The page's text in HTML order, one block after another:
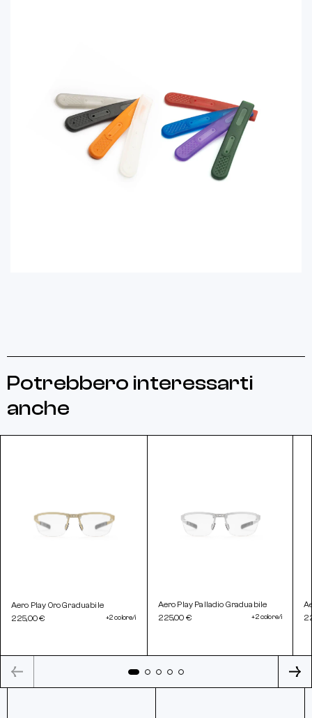
Potrebbero interessarti
anche
Aero Play Oro Graduabile
225,00 €
+2 colore/i
Aero Play Palladio Graduabile
225,00 €
+2 colore/i